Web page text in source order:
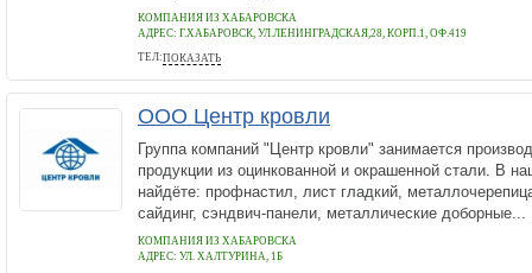
КОМПАНИЯ ИЗ ХАБАРОВСКА
АДРЕС: Г.ХАБАРОВСК, УЛ.ЛЕНИНГРАДСКАЯ,28, КОРП.1, ОФ.419
ТЕЛ:ПОКАЗАТЬ
+79145420727
ООО Центр кровли
Группа компаний "Центр кровли" занимается
продукции из оцинкованной и окрашенной стали. В
найдёте: профнастил, лист гладкий,
сайдинг, сэндвич-панели, металлические доборные...
КОМПАНИЯ ИЗ ХАБАРОВСКА
АДРЕС: УЛ. ХАЛТУРИНА, 1Б